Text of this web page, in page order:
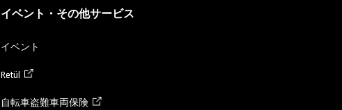
イベント・その他サービス
イベント
Retül
自転車盗難車両保険